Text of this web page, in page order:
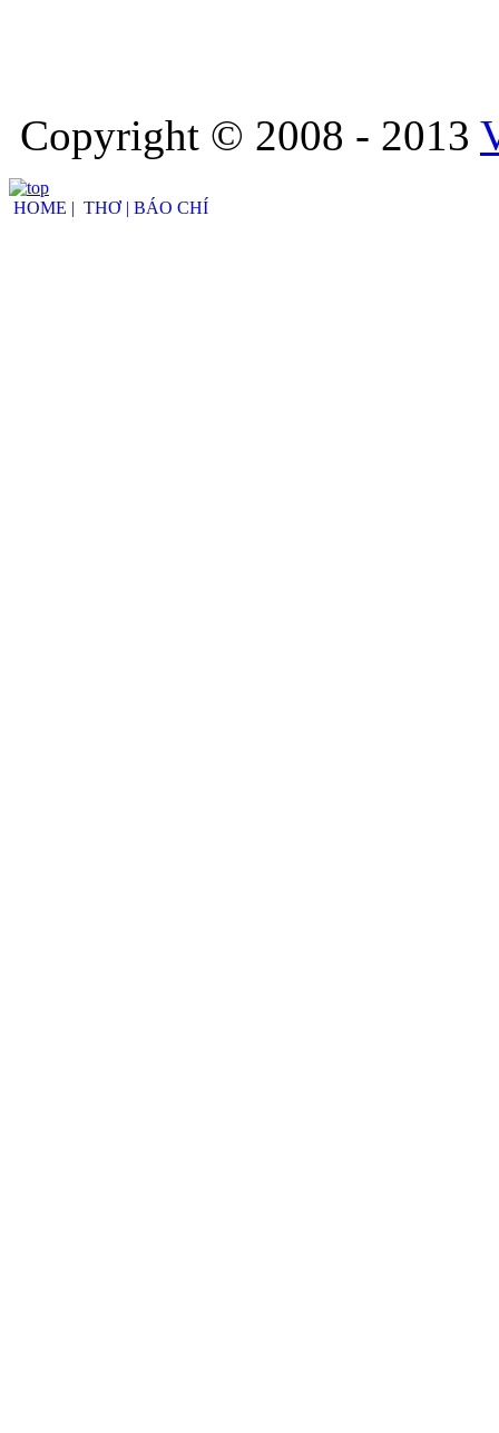
Copyright © 2008 - 2013
HOME | THƠ | BÁO CHÍ